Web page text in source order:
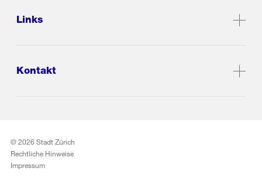
Links
Kontakt
© 2026 Stadt Zürich
Rechtliche Hinweise
Impressum